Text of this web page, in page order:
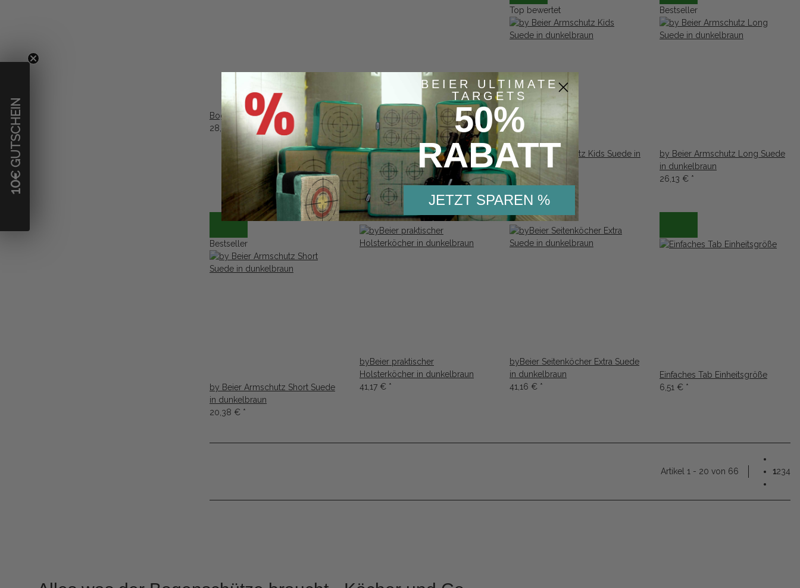
Bogenhandschuh LH
28,77 €*
Bogenhandschuh RH
28,77 €*
Top bewertet
by Beier Armschutz Kids Suede in
dunkelbraun
Bestseller
by Beier Armschutz Long Suede
in dunkelbraun
26,13 € *
Bestseller
by Beier Armschutz Short Suede
in dunkelbraun
20,38 € *
Bestseller
byBeier praktischer
Holsterköcher in dunkelbraun
41,17 € *
Bestseller
byBeier Seitenköcher Extra Suede
in dunkelbraun
41,16 € *
Einfaches Tab Einheitsgröße
6,51 € *
Artikel 1 - 20 von 66 1234
10
€ GUTSCHEIN
BEIER ULTIMATE
TARGETS
50%
RABATT
JETZT SPAREN %